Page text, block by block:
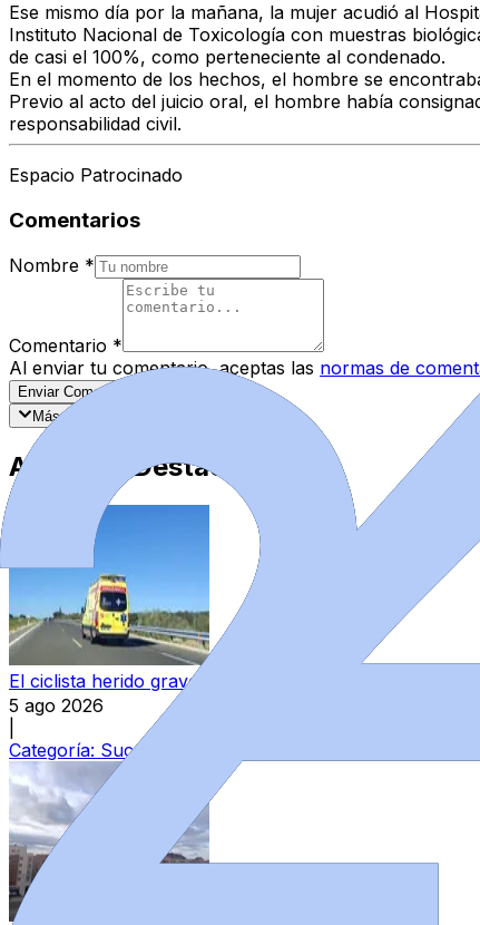
Ese mismo día por la mañana, la mujer acudió al
Instituto Nacional de Toxicología con muestras
de casi el 100%, como perteneciente al condenado.
En el momento de los hechos, el hombre se
Previo al acto del juicio oral, el hombre había
responsabilidad civil.
Espacio Patrocinado
Comentarios
Nombre *
Comentario *
Al enviar tu comentario, aceptas las normas de
Enviar Comentario
Más recientes
Artículos Destacados
El ciclista herido grave el pasado domingo en
5 ago 2026
Categoría: Sucesos